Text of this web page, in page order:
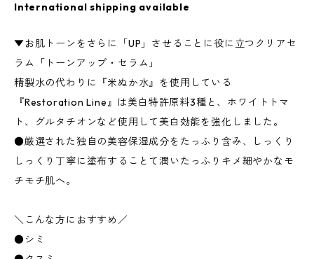
International shipping available
▼お肌トーンをさらに「UP」させることに役に立つクリアセ
ラム「トーンアップ・セラム」
精製水の代わりに『米ぬか水』を使用している
『Restoration Line』は美白特許原料3種と、ホワイトトマ
ト、グルタチオンなど使用して美白効能を強化しました。
●厳選された独自の美容保湿成分をたっふり含み、しっくり
しっくり丁寧に塗布することて潤いたっふりキメ細やかなモ
チモチ肌へ。
＼こんな方におすすめ／
●シミ